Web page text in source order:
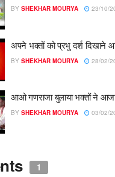
BY SHEKHAR MOURYA 23/10/
अपने भक्तों को प्रभु दर्श दिखाने
BY SHEKHAR MOURYA 28/02/
आओ गणराजा बुलाया भक्तों ने
BY SHEKHAR MOURYA 03/02/
1